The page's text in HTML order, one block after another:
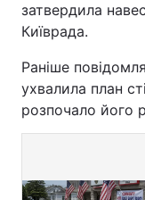
затвердила
Київрада.
Раніше
ухвалила план
розпочало його